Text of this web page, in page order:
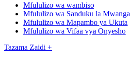
Mfululizo wa wambiso
Mfululizo wa Sanduku la Mwanga
Mfululizo wa Mapambo ya Ukuta
Mfululizo wa Vifaa vya Onyesho
Tazama Zaidi +